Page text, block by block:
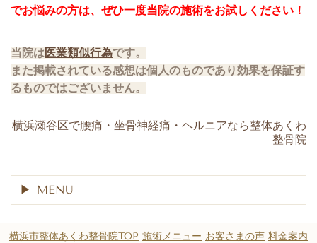
shiya.fujii(´∀｀)(@akwa.seikotin)がシェアした投稿
でお悩みの方は、ぜひ一度当院の施術をお試しください！
当院は 医業類似行為です。
また掲載されている感想は個人のものであり効果を保証す
るものではございません。
横浜瀬谷区で腰痛・坐骨神経痛・ヘルニアなら整体あくわ
整骨院
MENU
横浜市整体あくわ整骨院TOP 施術メニュー お客さまの声 料金案内